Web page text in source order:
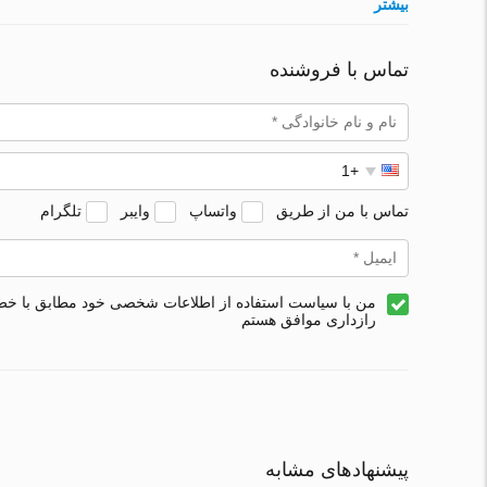
بیشتر
تماس با فروشنده
تماس با من از طریق واتساپ وایبر تلگرام
من با سیاست استفاده از اطلاعات شخصی خود مطابق با
رازداری موافق هستم
پیشنهادهای مشابه